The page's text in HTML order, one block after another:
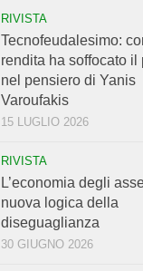
RIVISTA
Tecnofeudalesimo:
rendita ha soffocato il
nel pensiero di Yanis
Varoufakis
15 LUGLIO 2026
RIVISTA
L’economia degli
nuova logica della
diseguaglianza
30 GIUGNO 2026